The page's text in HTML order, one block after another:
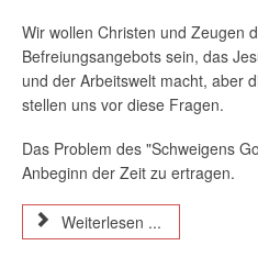
Wir wollen Christen und Zeugen
Befreiungsangebots sein, das
und der Arbeitswelt macht, aber
stellen uns vor diese Fragen.
Das Problem des "Schweigens
Anbeginn der Zeit zu ertragen.
Weiterlesen ...